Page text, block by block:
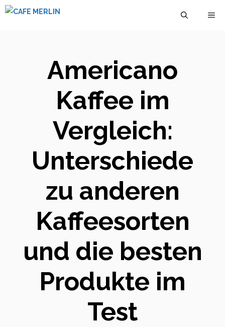
Zum
Americano
Kaffee im
Vergleich:
Unterschiede
zu anderen
Kaffeesorten
und die besten
Produkte im
Test